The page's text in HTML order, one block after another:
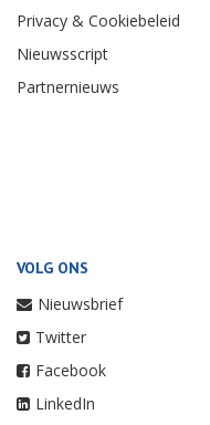
Privacy & Cookiebeleid
Nieuwsscript
Partnernieuws
VOLG ONS
Nieuwsbrief
Twitter
Facebook
LinkedIn